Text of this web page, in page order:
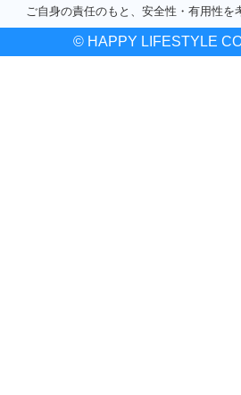
ご自身の責任のもと、安全性・有用性を
© HAPPY LIFESTYLE